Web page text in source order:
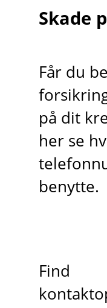
Skade
Får du
på dit
her se
benytte.
Find